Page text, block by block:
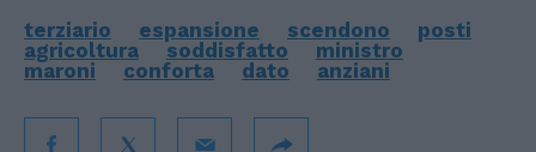
terziario espansione scendono
posti
agricoltura
soddisfatto
ministro
maroni
conforta dato anziani